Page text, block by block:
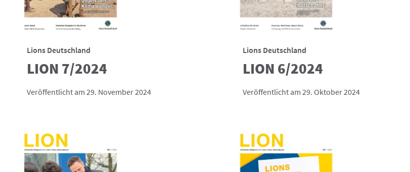
Lions Deutschland
LION 7/2024
Veröffentlicht am 29. November 2024
Lions Deutschland
LION 6/2024
Veröffentlicht am 29. Oktober 2024